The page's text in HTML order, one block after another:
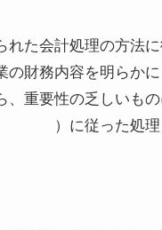
た会計処理の方法
の財務内容を明らか
、重要性の乏しいも
）に従った処理と